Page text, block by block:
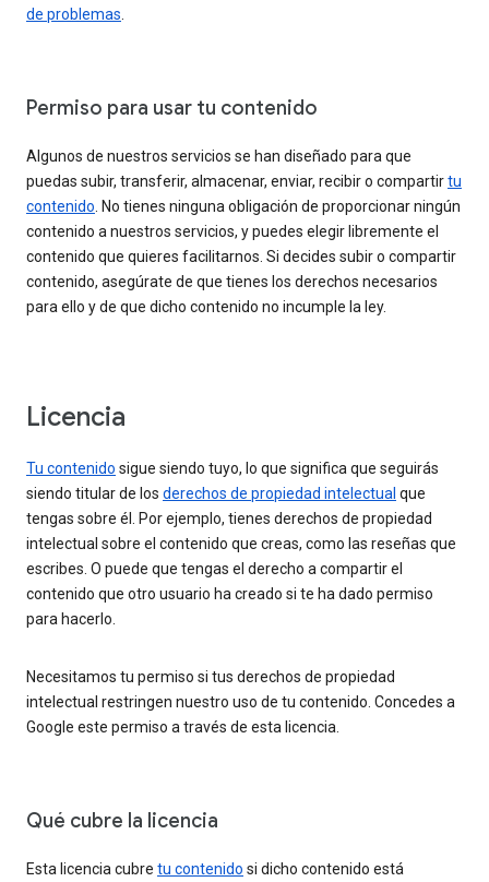
de problemas.
Permiso para usar tu contenido
Algunos de nuestros servicios se han diseñado para que
puedas subir, transferir, almacenar, enviar, recibir o compartirtu
contenido. No tienes ninguna obligación de proporcionar ningún
contenido a nuestros servicios, y puedes elegir libremente el
contenido que quieres facilitarnos. Si decides subir o compartir
contenido, asegúrate de que tienes los derechos necesarios
para ello y de que dicho contenido no incumple la ley.
Licencia
Tu contenido sigue siendo tuyo, lo que significa que seguirás
siendo titular de los derechos de propiedad intelectual que
tengas sobre él. Por ejemplo, tienes derechos de propiedad
intelectual sobre el contenido que creas, como las reseñas que
escribes. O puede que tengas el derecho a compartir el
contenido que otro usuario ha creado si te ha dado permiso
para hacerlo.
Necesitamos tu permiso si tus derechos de propiedad
intelectual restringen nuestro uso de tu contenido. Concedes a
Google este permiso a través de esta licencia.
Qué cubre la licencia
Esta licencia cubre tu contenido si dicho contenido está